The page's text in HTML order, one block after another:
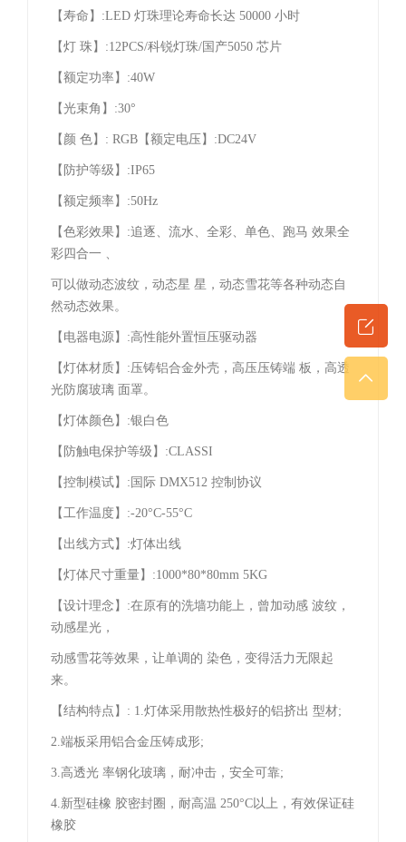
【寿命】:LED 灯珠理论寿命长达 50000 小时
【 灯 珠】:12PCS/科锐灯珠/国产5050 芯片
【额定功率】:40W
【光束角】:30°
【颜 色】: RGB 【额定电压】:DC24V
【防护等级】:IP65
【额定频率】:50Hz
【色彩效果】:追逐、流水、全彩、单色、跑马 效果全
彩四合一 、
可以做动态波纹，动态星 星，动态雪花等各种动态自
然动态效果。
【电器电源】:高性能外置恒压驱动器
【灯体材质】:压铸铝合金外壳，高压压铸端 板，高透
光防腐玻璃 面罩。
【灯体颜色】:银白色
【防触电保护等级】:CLASSI
【控制模试】:国际 DMX512 控制协议
【工作温度】:-20°C-55°C
【 出线方式】:灯体出线
【灯体尺寸重量】:1000*80*80mm 5KG
【设计理念】:在原有的洗墙功能上，曾加动感 波纹，
动感星光，
动感雪花等效果，让单调的 染色，变得活力无限起
来。
【结构特点】: 1.灯体采用散热性极好的铝挤出 型材;
2.端板采用铝合金压铸成形;
3.高透光 率钢化玻璃，耐冲击，安全可靠;
4.新型硅橡 胶密封圈， 耐高温 250°C以上，有效保证硅
橡胶